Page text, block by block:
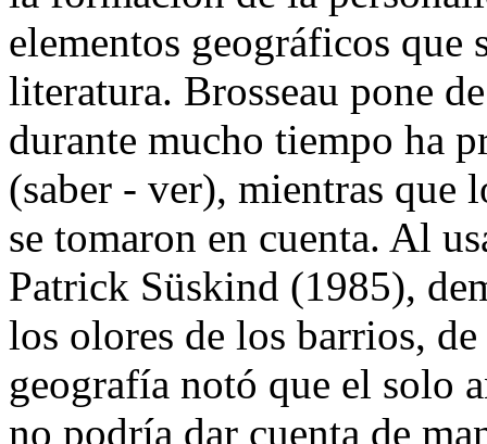
elementos geográficos que
literatura. Brosseau pone
durante mucho tiempo ha
(saber - ver), mientras que
se tomaron en cuenta. Al
Patrick Süskind (1985),
los olores de los barrios,
geografía notó que el solo
no podría dar cuenta de